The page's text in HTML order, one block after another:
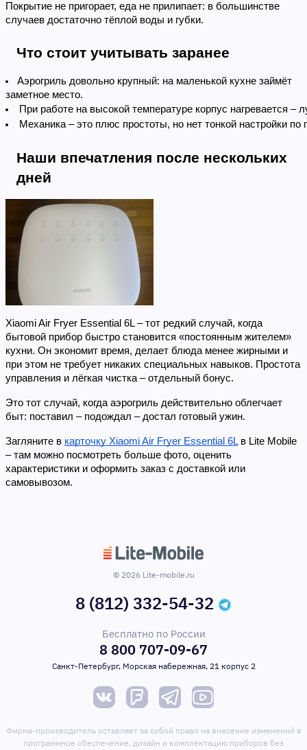
Покрытие не пригорает, еда не прилипает: в большинстве
случаев достаточно тёплой воды и губки.
Что стоит учитывать заранее
Аэрогриль довольно крупный: на маленькой кухне займёт
заметное место.
При работе на высокой температуре корпус нагревается –
Механика – это плюс простоты, но нет тонкой настройки
Наши впечатления после нескольких
дней
Xiaomi Air Fryer Essential 6L – тот редкий случай, когда
бытовой прибор быстро становится «постоянным жителем»
кухни. Он экономит время, делает блюда менее жирными и
при этом не требует никаких специальных навыков. Простота
управления и лёгкая чистка – отдельный бонус.
Это тот случай, когда аэрогриль действительно облегчает
быт: поставил – подождал – достал готовый ужин.
Загляните в карточку Xiaomi Air Fryer Essential 6L в Lite Mobile
– там можно посмотреть больше фото, оценить
характеристики и оформить заказ с доставкой или
самовывозом.
© 2026 Lite-mobile.ru
8 (812) 332-54-32
Бесплатно по России
8 800 707-09-67
Санкт-Петербург, Морская набережная, 21 корпус 2
Фирма-производитель оставляет за собой право на внесение изменений в
программное обеспечение, дизайн и комплектацию приборов без